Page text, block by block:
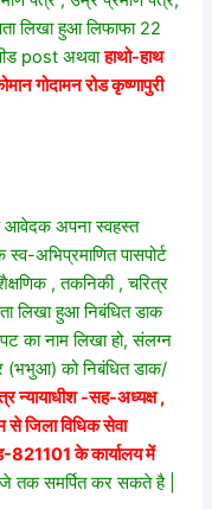
लिखा हुआ लिफाफा 22
post अथवाहाथो-हाथ
गोदामन रोड कृष्णापुरी
अपना स्वहस्त
अभिप्रमाणित पासपोर्ट
, तकनिकी , चरित्र
लिखा हुआ निबंधित डाक
का नाम लिखा हो, संलग्न
(भभुआ) को निबंधित डाक/
न्यायाधीश -सह-अध्यक्ष ,
जिला विधिक सेवा
821101 के कार्यालय में
तक समर्पित कर सकते है |